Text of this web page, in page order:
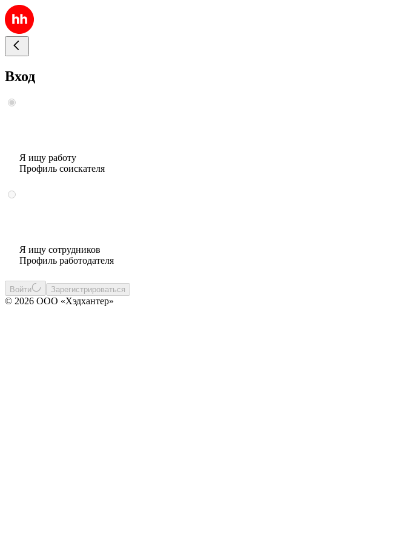
Вход
Я ищу работу
Профиль соискателя
Я ищу сотрудников
Профиль работодателя
Войти Зарегистрироваться
© 2026 ООО «Хэдхантер»